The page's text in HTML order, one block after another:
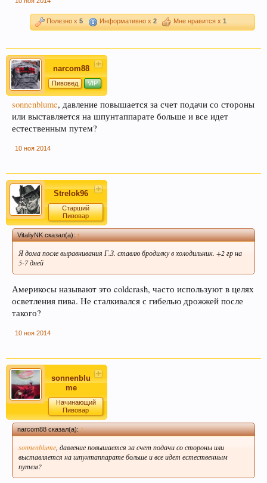
В случае, если Вы не знаете в какую тему
форума обратится с конкретным вопросом -
просьба уточнить в чате этот момент, Вам
будут предложены подходящие разделы, в
которых Вы сможете задать свой вопрос, либо
поднимался на обсуждение.
Уважаемые пивовары, при прочтении
информации на форуме (оставленной другими
принимать советы, как четкую инструкцию, т.к.
описывается чей-то личный опыт, и зачастую
эти пивовары в дальнейшем осознав
неверность таких методов делают все по
информацию, как повествование о чужом
опыте, и в случае необходимости
переспрашивайте!
Уважаемы пивовары и модераторы форума!
При создании темы, убедительная просьба
добавлять Ключевые слова. Данная функция
позволяет новичкам форума быстро находить
нужную информацию по Облаку тэгов справа.
Просьба к модераторам форума, так же помочь
Полезно x 5 Информативно x 2 Мне нравится x 1
narcom88
Пивовед VIP
sonnenblume, давление повышается за счет подачи со стороны
или выставляется на шпунтаппарате больше и все идет
естественным путем?
10 ноя 2014
Strelok96
Старший
Пивовар
VitaliyNK сказал(а):↑
Я дома после выравнивания Г.З. ставлю бродилку в холодильник. +2 гр на
5-7 дней
Америкосы называют это coldcrash, часто используют в целях
осветления пива. Не сталкивался с гибелью дрожжей после
такого?
10 ноя 2014
sonnenblu
me
Начинающий
Пивовар
narcom88 сказал(а):↑
sonnenblume , давление повышается за счет подачи со стороны или
выставляется на шпунтаппарате больше и все идет естественным
путем?